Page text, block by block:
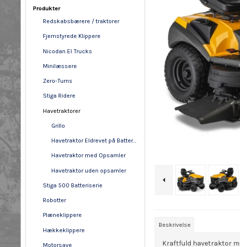
Produkter
Redskabsbærere / traktorer
Fjernstyrede Klippere
Nicodan El Trucks
Minilæssere
Zero-Turns
Stiga Ridere
Havetraktorer
Grillo
Havetraktor Eldrevet på Batterier
Havetraktor med Opsamler
Havetraktor uden opsamler
Stiga 500 Batteriserie
Robotter
Plæneklippere
Hækkeklippere
Motorsave
Beskrivelse
Kraftfuld havetraktor